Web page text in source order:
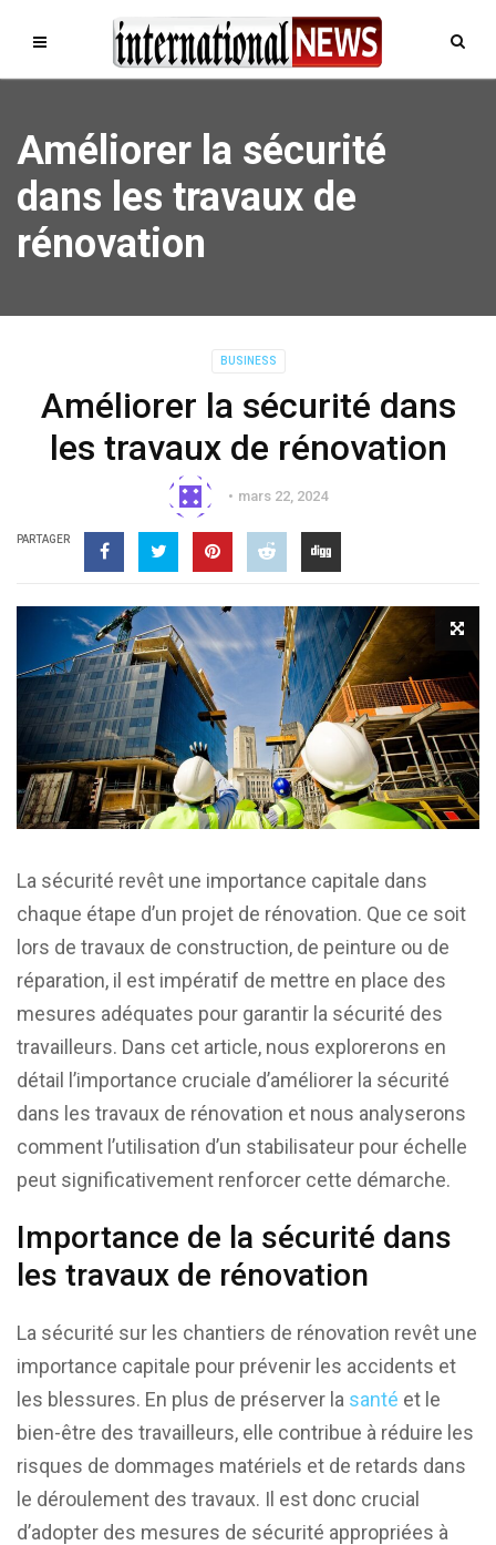
Améliorer la sécurité
dans les travaux de
rénovation
BUSINESS
Améliorer la sécurité dans
les travaux de rénovation
mars 22, 2024
PARTAGER
La sécurité revêt une importance capitale dans
chaque étape d’un projet de rénovation. Que ce soit
lors de travaux de construction, de peinture ou de
réparation, il est impératif de mettre en place des
mesures adéquates pour garantir la sécurité des
travailleurs. Dans cet article, nous explorerons en
détail l’importance cruciale d’améliorer la sécurité
dans les travaux de rénovation et nous analyserons
comment l’utilisation d’un stabilisateur pour échelle
peut significativement renforcer cette démarche.
Importance de la sécurité dans
les travaux de rénovation
La sécurité sur les chantiers de rénovation revêt une
importance capitale pour prévenir les accidents et
les blessures. En plus de préserver la santé et le
bien-être des travailleurs, elle contribue à réduire les
risques de dommages matériels et de retards dans
le déroulement des travaux. Il est donc crucial
d’adopter des mesures de sécurité appropriées à